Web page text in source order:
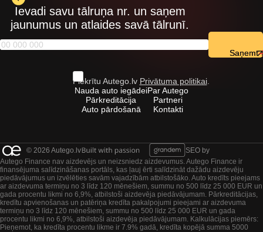
Ievadi savu tālruņa nr. un saņem
jaunumus un atlaides savā tālrunī.
Piekrītu Autego.lv Privātuma politikai.
Nauda auto iegādei
Pārkreditācija
Auto pārdošanā
Par Autego
Partneri
Kontakti
© 2026 Autego.lv
SEO by
Autego Finance nav aizdevējs un neizsniedz aizdevumus. Autego Finance ir
finansējuma salīdzināšanas portāls, kas ļauj ērti salīdzināt dažādu aizdevēju
piedāvājumus un izvēlēties savām vajadzībām atbilstošāko. Auto kredīts pieejams
ar aizdevuma termiņu no 3 līdz 120 mēnešiem, summu no 500 līdz 25 000 EUR un
gada procentu likmi no 6,9%, atbilstoši aizdevēja piedāvājumam. Pārkreditācijas,
kredītu apvienošanas un patēriņa kredīta pakalpojumi pieejami ar aizdevuma
termiņu no 3 līdz 120 mēnešiem, summu no 500 līdz 25 000 EUR un gada
procentu likmi no 6,9%, atbilstoši aizdevēja piedāvājumam. Kalkulācijas piemērs:
Pieņemot, ka kredīta procentu likme ir 7.9% gadā, kredīta kopējā summa 5000